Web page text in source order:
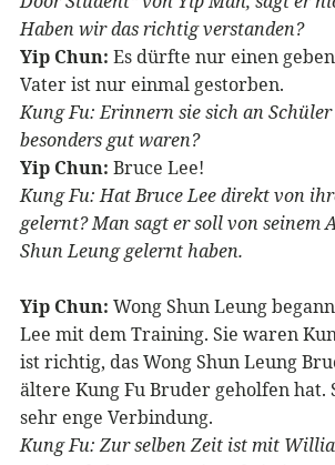
Haben wir das richtig verstanden?
Yip Chun: Es dürfte nur einen
Vater ist nur einmal gestorben.
Kung Fu: Erinnern sie sich an
besonders gut waren?
Yip Chun: Bruce Lee!
Kung Fu: Hat Bruce Lee direkt von
gelernt? Man sagt er soll von seinem
Shun Leung gelernt haben.
Yip Chun: Wong Shun Leung
Lee mit dem Training. Sie waren
ist richtig, das Wong Shun Leung
ältere Kung Fu Bruder geholfen hat.
sehr enge Verbindung.
Kung Fu: Zur selben Zeit ist mit